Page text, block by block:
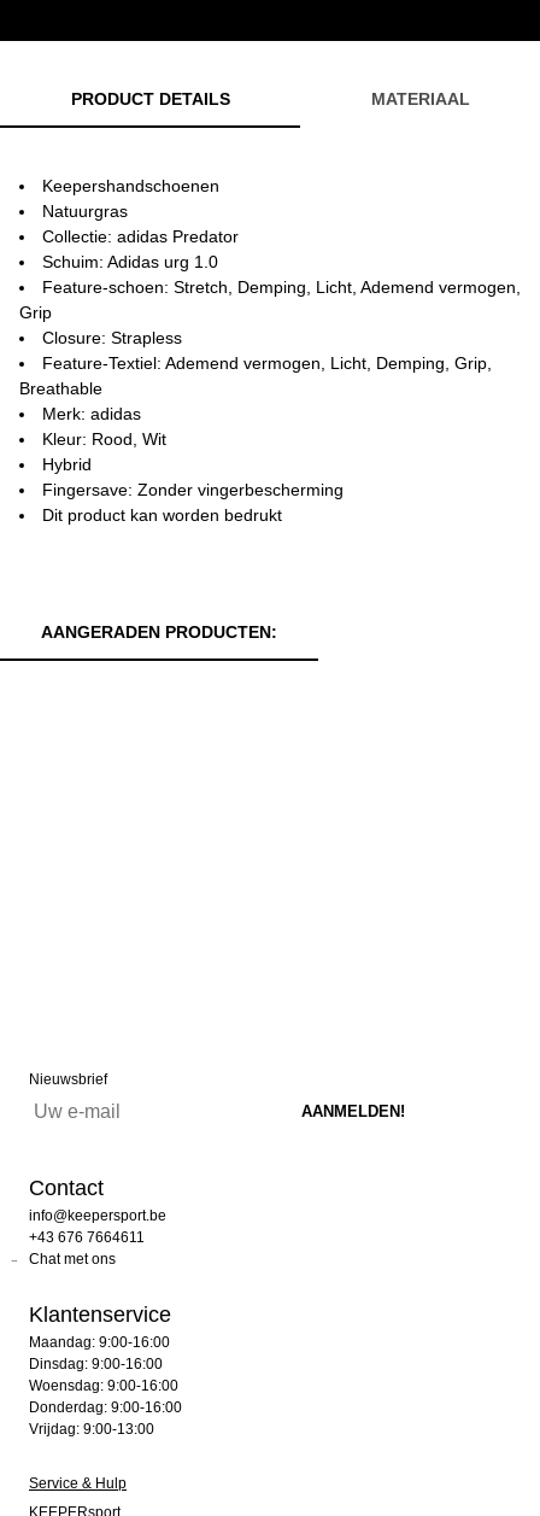
PRODUCT DETAILS MATERIAAL
Keepershandschoenen
Natuurgras
Collectie: adidas Predator
Schuim: Adidas urg 1.0
Feature-schoen: Stretch, Demping, Licht, Ademend vermogen,
Grip
Closure: Strapless
Feature-Textiel: Ademend vermogen, Licht, Demping, Grip,
Breathable
Merk: adidas
Kleur: Rood, Wit
Hybrid
Fingersave: Zonder vingerbescherming
Dit product kan worden bedrukt
AANGERADEN PRODUCTEN:
Nieuwsbrief
Contact
info@keepersport.be
+43 676 7664611
Chat met ons
Klantenservice
Maandag: 9:00-16:00
Dinsdag: 9:00-16:00
Woensdag: 9:00-16:00
Donderdag: 9:00-16:00
Vrijdag: 9:00-13:00
Service & Hulp
KEEPERsport